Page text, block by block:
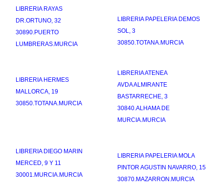
LIBRERIA RAYAS
DR.ORTUNO, 32
30890.PUERTO
LUMBRERAS.MURCIA
LIBRERIA PAPELERIA DEMOS
SOL, 3
30850.TOTANA.MURCIA
LIBRERIA HERMES
MALLORCA, 19
30850.TOTANA.MURCIA
LIBRERIA ATENEA
AVDA ALMIRANTE
BASTARRECHE, 3
30840.ALHAMA DE
MURCIA.MURCIA
LIBRERIA DIEGO MARIN
MERCED, 9 Y 11
30001.MURCIA.MURCIA
LIBRERIA PAPELERIA MOLA
PINTOR AGUSTIN NAVARRO, 15
30870.MAZARRON.MURCIA